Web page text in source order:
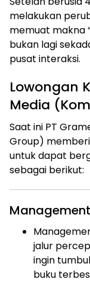
melakukan
memuat makna
bukan lagi
pusat interaksi.
Lowongan
Media
Saat ini PT
Group)
untuk dapat
sebagai berikut:
jalur
ingin
buku